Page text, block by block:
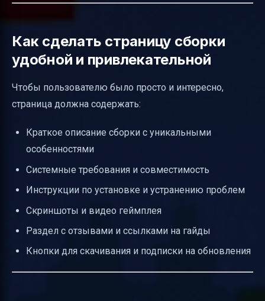
Как сделать страницу сборки
удобной и привлекательной
Чтобы пользователю было просто и интересно,
страница должна содержать:
Краткое описание сборки с уникальными
особенностями
Системные требования и совместимость
Инструкции по установке и устранению проблем
Скриншоты и видео геймплея
Раздел с отзывами и ссылками на гайды
Кнопки для скачивания и подписки на обновления